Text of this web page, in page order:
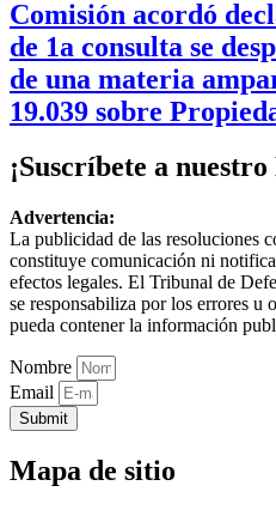
Comisión acordó
de 1a consulta se
de una materia
19.039 sobre
¡Suscríbete a
Advertencia:
La publicidad de las resoluciones
constituye comunicación ni
efectos legales. El Tribunal de
se responsabiliza por los errores u
pueda contener la información
Nombre
Email
Submit
Mapa de sitio